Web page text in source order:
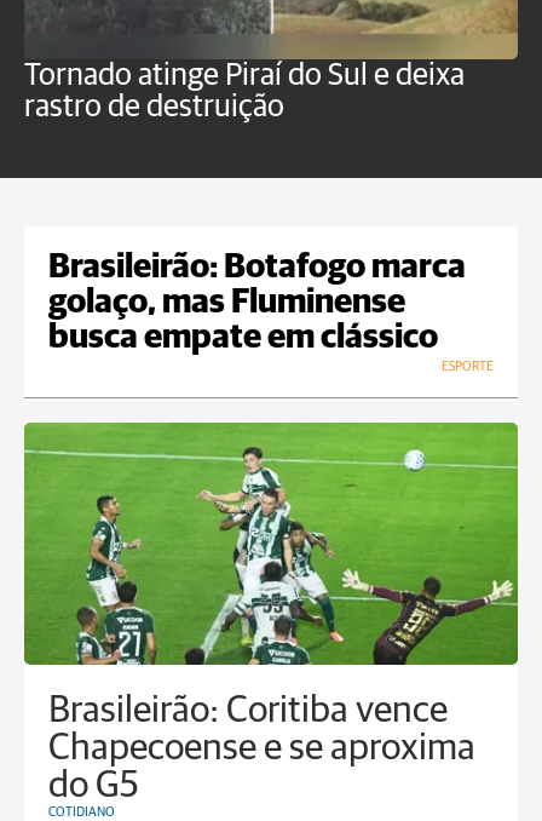
Tornado atinge Piraí do Sul e deixa
rastro de destruição
Brasileirão: Botafogo marca
golaço, mas Fluminense
busca empate em clássico
ESPORTE
Brasileirão: Coritiba vence
Chapecoense e se aproxima
do G5
COTIDIANO